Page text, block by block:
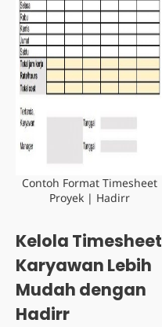
Contoh Format Timesheet
Proyek | Hadirr
Kelola Timesheet
Karyawan Lebih
Mudah dengan
Hadirr